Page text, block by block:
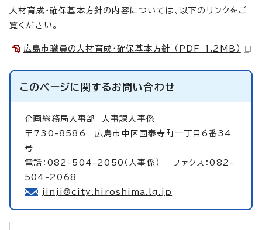
人材育成・確保基本方針の内容については、以下のリンクをご
覧ください。
広島市職員の人材育成・確保基本方針 （PDF 1.2MB）
このページに関するお問い合わせ
企画総務局人事部
人事課人事係
〒730-8586 広島市中区国泰寺町一丁目6番34
号
電話：082-504-2050（人事係） ファクス：082-
504-2068
jinji@city.hiroshima.lg.jp